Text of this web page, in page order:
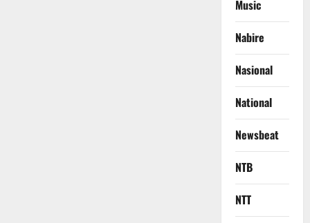
Music
Nabire
Nasional
National
Newsbeat
NTB
NTT